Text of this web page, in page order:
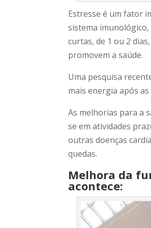
Estresse é um fator
sistema
curtas, de 1 ou 2
promovem a saúde.
Uma pesquisa
mais energia após as
As melhorias para a
se em atividades
outras doenças
quedas.
Melhora da
acontece: